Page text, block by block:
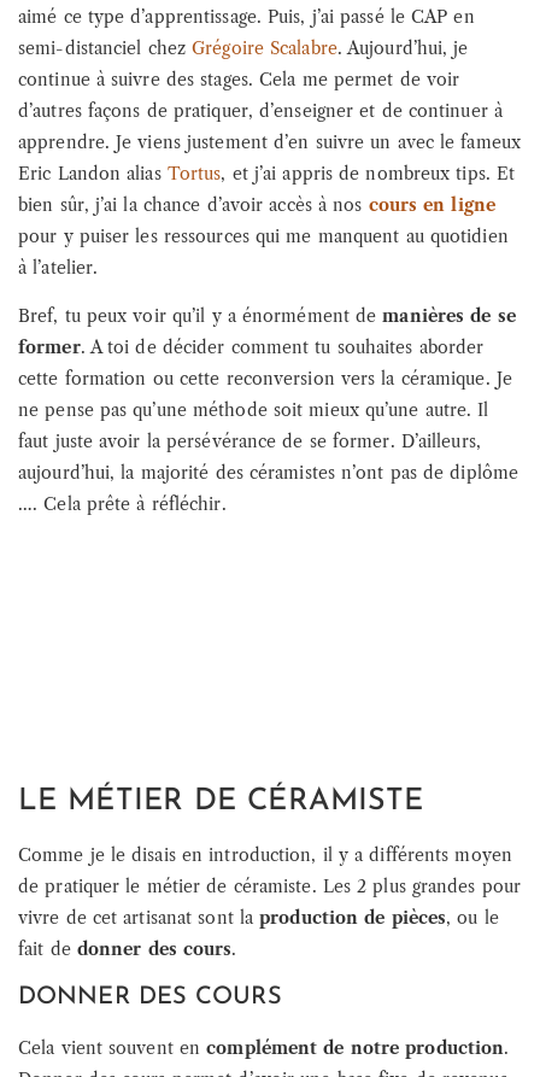
aimé ce type d’apprentissage. Puis, j’ai passé le CAP en
semi-distanciel chezGrégoire Scalabre. Aujourd’hui, je
continue à suivre des stages. Cela me permet de voir
d’autres façons de pratiquer, d’enseigner et de continuer à
apprendre. Je viens justement d’en suivre un avec le fameux
Eric Landon alias Tortus, et j’ai appris de nombreux tips. Et
bien sûr, j’ai la chance d’avoir accès à nos cours en ligne
pour y puiser les ressources qui me manquent au quotidien
à l’atelier.
Bref, tu peux voir qu’il y a énormément demanières de se
former. A toi de décider comment tu souhaites aborder
cette formation ou cette reconversion vers la céramique. Je
ne pense pas qu’une méthode soit mieux qu’une autre. Il
faut juste avoir la persévérance de se former. D’ailleurs,
aujourd’hui, la majorité des céramistes n’ont pas de diplôme
…. Cela prête à réfléchir.
LE MÉTIER DE CÉRAMISTE
Comme je le disais en introduction, il y a différents moyen
de pratiquer le métier de céramiste. Les 2 plus grandes pour
vivre de cet artisanat sont laproduction de pièces, ou le
fait de donner des cours.
DONNER DES COURS
Cela vient souvent encomplément de notre production.